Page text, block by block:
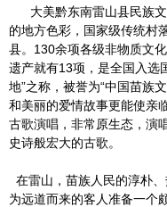
大美黔东南雷山县民族文
的地方色彩，国家级传统村
县。130余项各级非物质文
遗产就有13项，是全国入选
地”之称，被誉为“中国苗族
和美丽的爱情故事更能使亲
古歌演唱，非常原生态，演
史诗般宏大的古歌。
在雷山，苗族人民的淳朴
为远道而来的客人准备一